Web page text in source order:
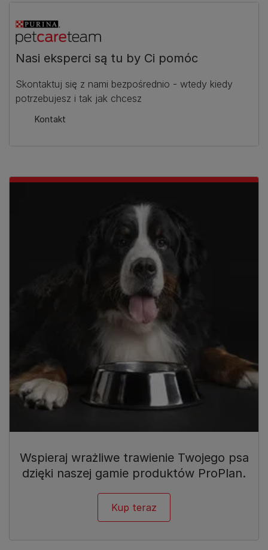
Nasi eksperci są tu by Ci pomóc
Skontaktuj się z nami bezpośrednio - wtedy kiedy
potrzebujesz i tak jak chcesz
Kontakt
Wspieraj wrażliwe trawienie Twojego psa
dzięki naszej gamie produktów ProPlan.
Kup teraz